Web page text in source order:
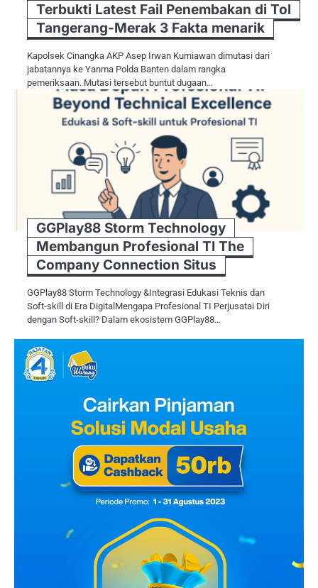
Terbukti Latest Fail Penembakan di Tol
Tangerang-Merak 3 Fakta menarik
Kapolsek Cinangka AKP Asep Irwan Kurniawan dimutasi dari
jabatannya ke Yanma Polda Banten dalam rangka
pemeriksaan. Mutasi tersebut buntut dugaan…
GGPlay88 Storm Technology
Membangun Profesional TI The
Company Connection Situs
GGPlay88 Storm Technology &Integrasi Edukasi Teknis dan
Soft-skill di Era DigitalMengapa Profesional TI Perjusatai Diri
dengan Soft-skill? Dalam ekosistem GGPlay88…